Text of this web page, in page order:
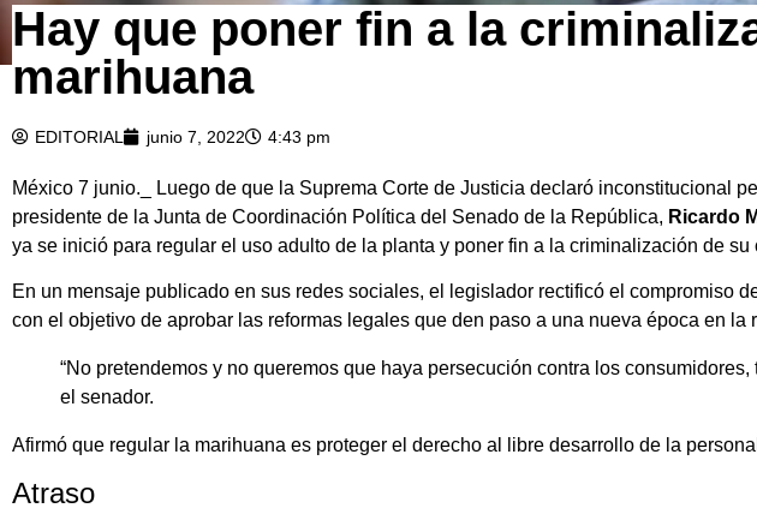
Hay que poner fin a la
marihuana
EDITORIAL junio 7, 2022 4:43 pm
México 7 junio._ Luego de que la Suprema Corte de Justicia declaró inconstitucional
presidente de la Junta de Coordinación Política del Senado de la República, Ricardo
ya se inició para regular el uso adulto de la planta y poner fin a la criminalización de su
En un mensaje publicado en sus redes sociales, el legislador rectificó el compromiso
con el objetivo de aprobar las reformas legales que den paso a una nueva época en la
“No pretendemos y no queremos que haya persecución contra los
el senador.
Afirmó que regular la marihuana es proteger el derecho al libre desarrollo de la
Atraso